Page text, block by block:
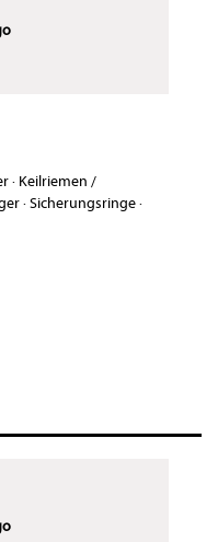
· Keilriemen /
·Sicherungsringe·